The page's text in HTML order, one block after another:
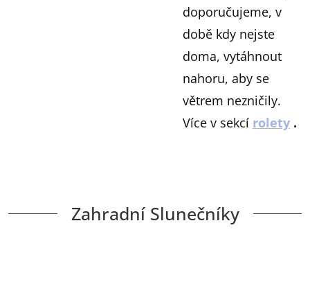
doporučujeme, v
době kdy nejste
doma, vytáhnout
nahoru, aby se
větrem nezničily.
Více v sekcí rolety .
Zahradní Slunečníky